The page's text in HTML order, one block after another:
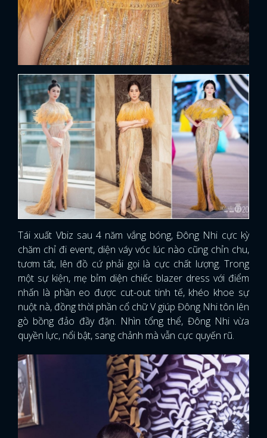
Tái xuất Vbiz sau 4 năm vắng bóng, Đông Nhi cực kỳ
chăm chỉ đi event, diện váy vóc lúc nào cũng chỉn chu,
tươm tất, lên đồ cứ phải gọi là cực chất lượng. Trong
một sự kiện, mẹ bỉm diện chiếc blazer dress với điểm
nhấn là phần eo được cut-out tinh tế, khéo khoe sự
nuột nà, đồng thời phần cổ chữ V giúp Đông Nhi tôn lên
gò bồng đảo đầy đặn. Nhìn tổng thể, Đông Nhi vừa
quyền lực, nổi bật, sang chảnh mà vẫn cực quyến rũ.